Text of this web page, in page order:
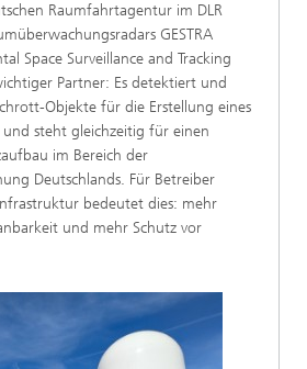
Raumfahrtagentur im DLR
GESTRA
Space Surveillance and Tracking
Partner: Es detektiert und
Objekte für die Erstellung eines
steht gleichzeitig für einen
im Bereich der
Deutschlands. Für Betreiber
bedeutet dies: mehr
und mehr Schutz vor